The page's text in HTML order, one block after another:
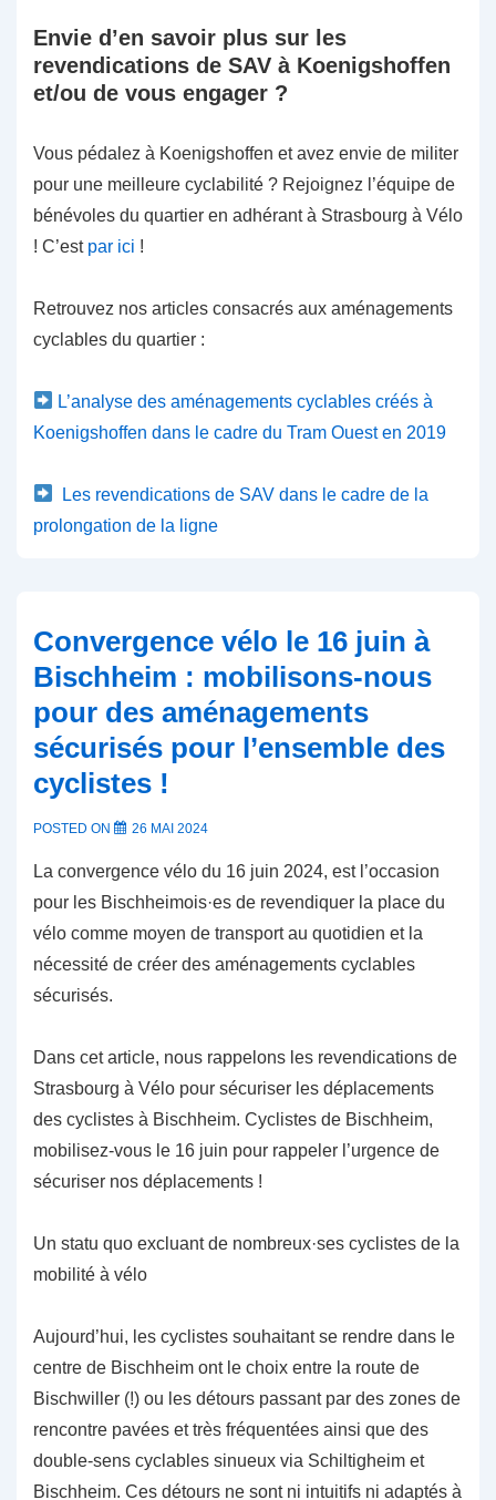
Envie d’en savoir plus sur les
revendications de SAV à Koenigshoffen
et/ou de vous engager ?
Vous pédalez à Koenigshoffen et avez envie de militer
pour une meilleure cyclabilité ? Rejoignez l’équipe de
bénévoles du quartier en adhérant à Strasbourg à Vélo
! C’est par ici !
Retrouvez nos articles consacrés aux aménagements
cyclables du quartier :
L’analyse des aménagements cyclables créés à
Koenigshoffen dans le cadre du Tram Ouest en 2019
Les revendications de SAV dans le cadre de la
prolongation de la ligne
Convergence vélo le 16 juin à
Bischheim : mobilisons-nous
pour des aménagements
sécurisés pour l’ensemble des
cyclistes !
POSTED ON 26 MAI 2024
La convergence vélo du 16 juin 2024, est l’occasion
pour les Bischheimois·es de revendiquer la place du
vélo comme moyen de transport au quotidien et la
nécessité de créer des aménagements cyclables
sécurisés.
Dans cet article, nous rappelons les revendications de
Strasbourg à Vélo pour sécuriser les déplacements
des cyclistes à Bischheim. Cyclistes de Bischheim,
mobilisez-vous le 16 juin pour rappeler l’urgence de
sécuriser nos déplacements !
Un statu quo excluant de nombreux·ses cyclistes de la
mobilité à vélo
Aujourd’hui, les cyclistes souhaitant se rendre dans le
centre de Bischheim ont le choix entre la route de
Bischwiller (!) ou les détours passant par des zones de
rencontre pavées et très fréquentées ainsi que des
double-sens cyclables sinueux via Schiltigheim et
Bischheim. Ces détours ne sont ni intuitifs ni adaptés à